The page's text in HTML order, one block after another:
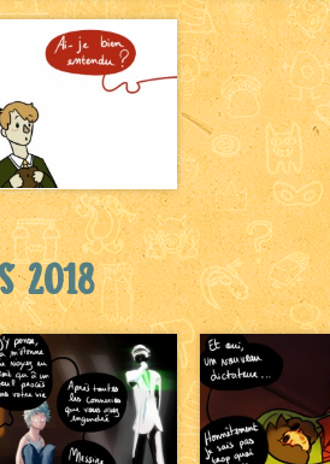
2018